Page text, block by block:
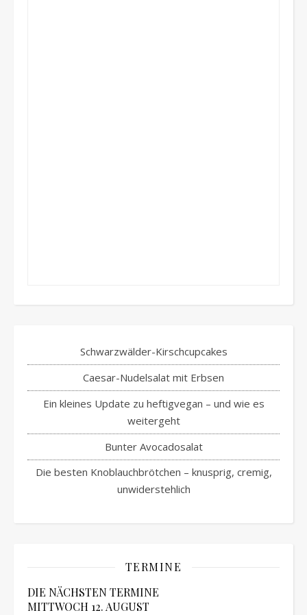
Schwarzwälder-Kirschcupcakes
Caesar-Nudelsalat mit Erbsen
Ein kleines Update zu heftigvegan – und wie es
weitergeht
Bunter Avocadosalat
Die besten Knoblauchbrötchen – knusprig, cremig,
unwiderstehlich
TERMINE
DIE NÄCHSTEN TERMINE
MITTWOCH 12.AUGUST